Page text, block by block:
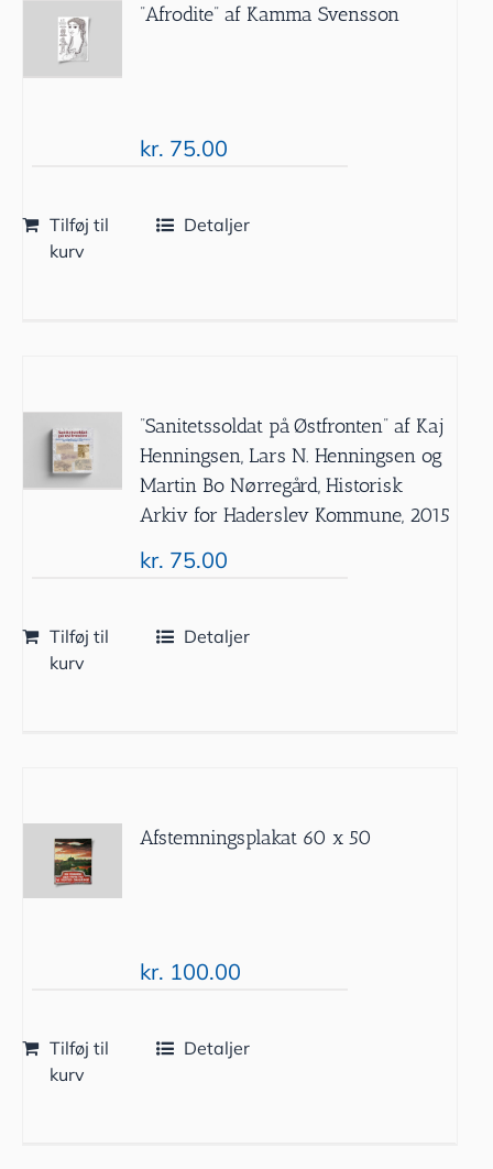
”Afrodite” af Kamma Svensson
kr. 75.00
Tilføj til
kurv
Detaljer
”Sanitetssoldat på Østfronten” af Kaj
Henningsen, Lars N. Henningsen og
Martin Bo Nørregård, Historisk
Arkiv for Haderslev Kommune, 2015
kr. 75.00
Tilføj til
kurv
Detaljer
Afstemningsplakat 60 x 50
kr. 100.00
Tilføj til
kurv
Detaljer